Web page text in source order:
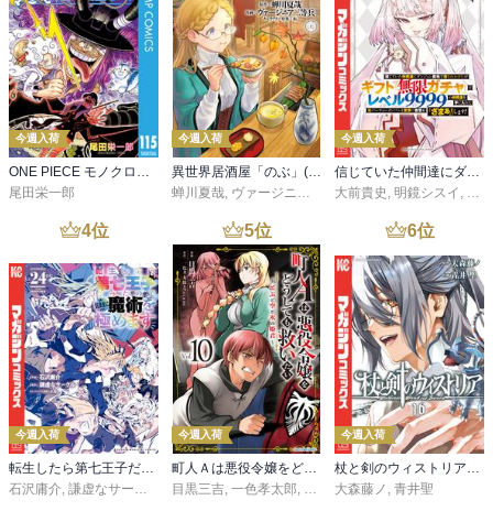
今週入荷
ONE PIECE モノクロ版 115
尾田栄一郎
今週入荷
異世界居酒屋「のぶ」(22)
蝉川夏哉, ヴァージニア二等兵 ,転
今週入荷
信じていた仲間達にダンジョン奥地で殺されかけたがギフト『無限ガチャ』でレベル９９９９の仲間達を手に入れて元パーティーメンバーと世界に復讐＆『ざまぁ！』します！（２３）
大前貴史 , 明鏡シスイ , ｔ
4位
今週入荷
転生したら第七王子だったので、気ままに魔術を極めます（２４）
石沢庸介, 謙虚なサークル メル。
5位
今週入荷
町人Ａは悪役令嬢をどうしても救いたい ～どぶと空と氷の姫君～１０【電子書店共通特典イラスト付】
目黒三吉, 一色孝太郎, Parum
6位
今週入荷
杖と剣のウィストリア（１６）
大森藤ノ , 青井聖